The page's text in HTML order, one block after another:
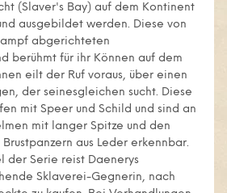
(Slaver's Bay) auf dem Kontinent
ausgebildet werden. Diese von
abgerichteten
berühmt für ihr Können auf dem
eilt der Ruf voraus, über einen
der seinesgleichen sucht. Diese
mit Speer und Schild und sind an
mit langer Spitze und den
aus Leder erkennbar.
der Serie reist Daenerys
Sklaverei-Gegnerin, nach